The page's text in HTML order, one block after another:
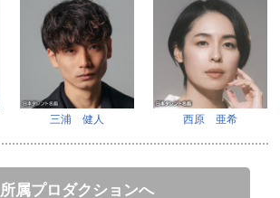
三浦 健人 西原 亜希
所属プロダクションへ